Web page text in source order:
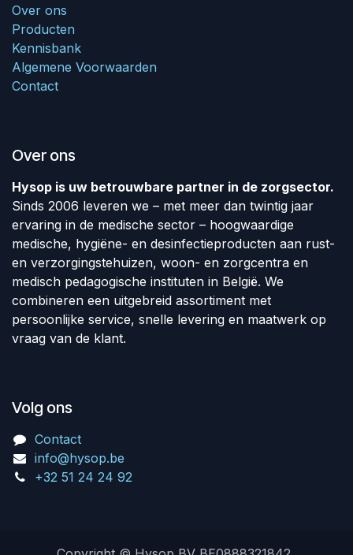
Over ons
Producten
Kennisbank
Algemene Voorwaarden
Contact
Over ons
Hysop is uw betrouwbare partner in de zorgsector.
Sinds 2006 leveren we – met meer dan twintig jaar
ervaring in de medische sector – hoogwaardige
medische, hygiëne- en desinfectieproducten aan rust-
en verzorgingstehuizen, woon- en zorgcentra en
medisch pedagogische instituten in België. We
combineren een uitgebreid assortiment met
persoonlijke service, snelle levering en maatwerk op
vraag van de klant.
Volg ons
Contact
info@hysop.be
+32 51 24 24 92